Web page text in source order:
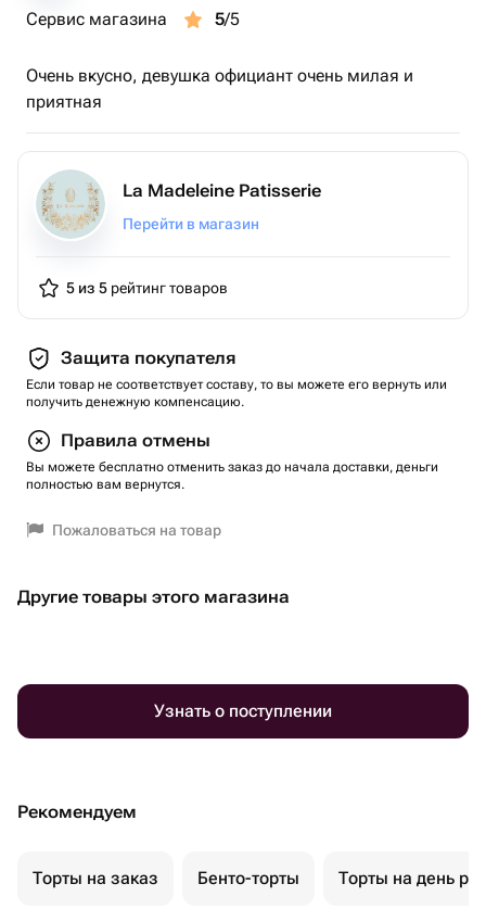
Сервис магазина 5/5
Очень вкусно, девушка официант очень милая и
приятная
La Madeleine Patisserie
Перейти в магазин
5 из 5 рейтинг товаров
Защита покупателя
Если товар не соответствует составу, то вы можете его вернуть или
получить денежную компенсацию.
Правила отмены
Вы можете бесплатно отменить заказ до начала доставки, деньги
полностью вам вернутся.
Пожаловаться на товар
Другие товары этого магазина
Узнать о поступлении
Рекомендуем
Торты на заказ Бенто-торты Торты на день